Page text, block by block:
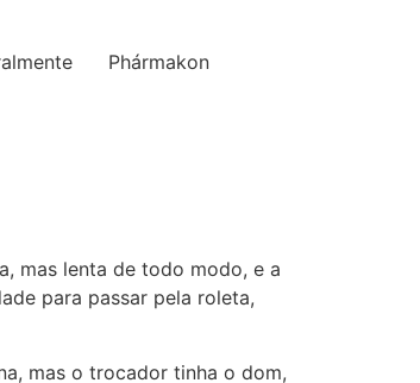
Phármakon
mas lenta de todo modo, e a
para passar pela roleta,
mas o trocador tinha o dom,